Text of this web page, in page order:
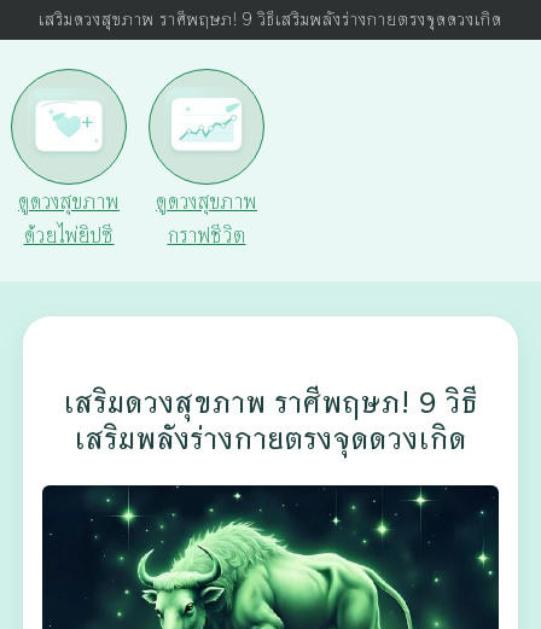
เสริมดวงสุขภาพ ราศีพฤษภ! 9 วิธีเสริมพลังร่างกายตรงจุดดวงเกิด
ดูดวงสุขภาพ
ด้วยไพ่ยิปซี
ดูดวงสุขภาพ
กราฟชีวิต
เสริมดวงสุขภาพ ราศีพฤษภ! 9 วิธี
เสริมพลังร่างกายตรงจุดดวงเกิด